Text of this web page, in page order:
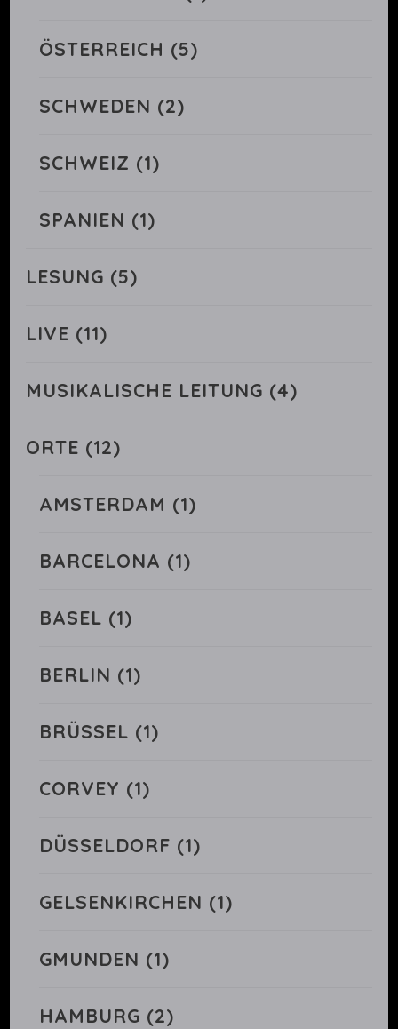
ÖSTERREICH (5)
SCHWEDEN (2)
SCHWEIZ (1)
SPANIEN (1)
LESUNG (5)
LIVE (11)
MUSIKALISCHE LEITUNG (4)
ORTE (12)
AMSTERDAM (1)
BARCELONA (1)
BASEL (1)
BERLIN (1)
BRÜSSEL (1)
CORVEY (1)
DÜSSELDORF (1)
GELSENKIRCHEN (1)
GMUNDEN (1)
HAMBURG (2)